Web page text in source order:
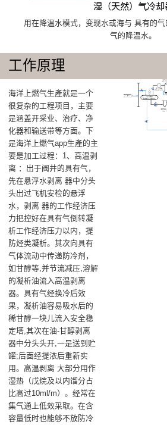
湿（天然）气冷却
用在降温水模式，变现水或海与 具有的
气的降温水。
工作原理
海洋上燃气生產就是一个
很复杂的工程项目，主要
是涵盖开采业、治疗、净
化器和输送带等方面。下
是海洋上燃气app生產的主
要是加工过程：1、高温剥
离 ：出于阀井的具有气，
先在悬浮水剥离 器中分头
头出过飞机安检的悬浮
水，剥离 器的工作经济压
力把控好在具有气倒转凝
析工作经济压力以内，提
防烃类凝析。其次向具有
气体流动中传递防冷剂，
如甘醇等,并节流减压,溶解
的凝析油流入高温剥离
器。具有气经换冷后效
果，凝析油容易吸水后的
稀甘醇一块儿流入安全稳
定塔,其次在油-甘醇剥离
器中分头头开,一是送到贮
罐;后面经提浓后重新实
用。高温剥离 大部分用作
湿热（戊烷及以内馏分占
比高过10ml/m）。经常在
集气通上低效采取。在含
容量低时也能够不放防冷